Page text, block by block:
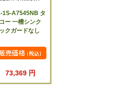
1S-A7545NB タ
ー 一槽シンク
クガードなし
73,369 円